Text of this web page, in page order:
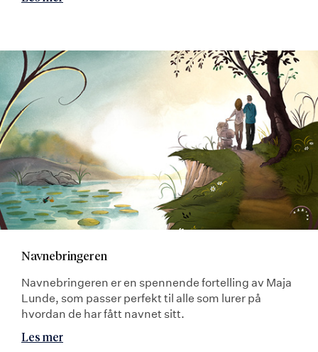
Navnebringeren
Navnebringeren er en spennende fortelling av Maja
Lunde, som passer perfekt til alle som lurer på
hvordan de har fått navnet sitt.
Les mer